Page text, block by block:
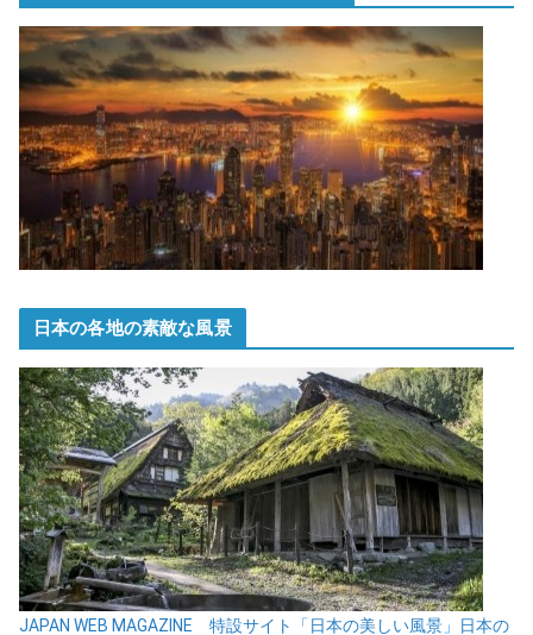
日本の各地の素敵な風景
JAPAN WEB MAGAZINE 特設サイト「日本の美しい風景」日本の